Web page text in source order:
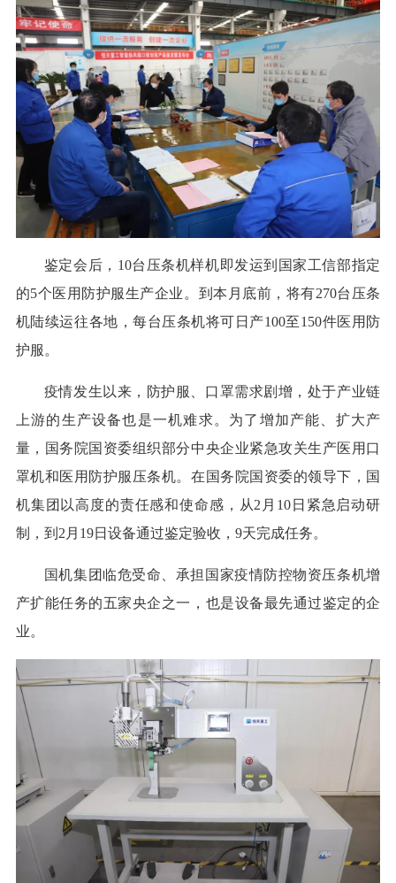
鉴定会后，10台压条机样机即发运到国家工信部指定
的5个医用防护服生产企业。到本月底前，将有270台压条
机陆续运往各地，每台压条机将可日产100至150件医用防
护服。
疫情发生以来，防护服、口罩需求剧增，处于产业链
上游的生产设备也是一机难求。为了增加产能、扩大产
量，国务院国资委组织部分中央企业紧急攻关生产医用口
罩机和医用防护服压条机。在国务院国资委的领导下，国
机集团以高度的责任感和使命感，从2月10日紧急启动研
制，到2月19日设备通过鉴定验收，9天完成任务。
国机集团临危受命、承担国家疫情防控物资压条机增
产扩能任务的五家央企之一，也是设备最先通过鉴定的企
业。